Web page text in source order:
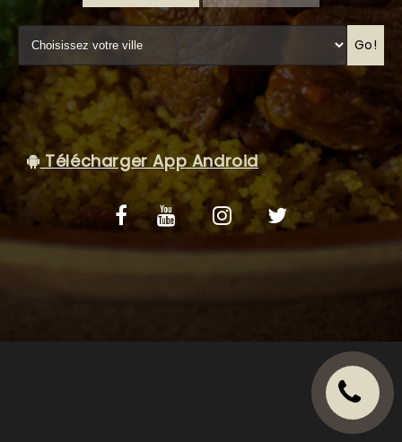
NOTRE RESTAURANT
VOS AVIS
MENTIONS LÉGALES
C.G.V
Go!
Télécharger App Android